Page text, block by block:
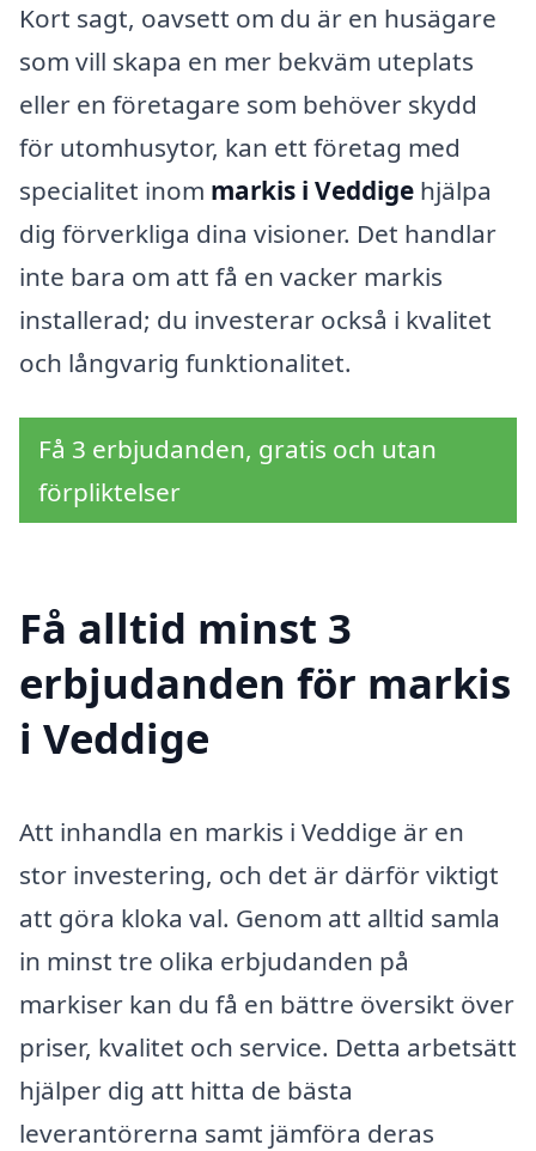
Kort sagt, oavsett om du är en husägare
som vill skapa en mer bekväm uteplats
eller en företagare som behöver skydd
för utomhusytor, kan ett företag med
specialitet inom markis i Veddige hjälpa
dig förverkliga dina visioner. Det handlar
inte bara om att få en vacker markis
installerad; du investerar också i kvalitet
och långvarig funktionalitet.
Få 3 erbjudanden, gratis och utan
förpliktelser
Få alltid minst 3
erbjudanden för markis
i Veddige
Att inhandla en markis i Veddige är en
stor investering, och det är därför viktigt
att göra kloka val. Genom att alltid samla
in minst tre olika erbjudanden på
markiser kan du få en bättre översikt över
priser, kvalitet och service. Detta arbetsätt
hjälper dig att hitta de bästa
leverantörerna samt jämföra deras